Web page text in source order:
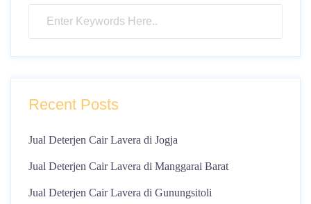
Recent Posts
Jual Deterjen Cair Lavera di Jogja
Jual Deterjen Cair Lavera di Manggarai Barat
Jual Deterjen Cair Lavera di Gunungsitoli